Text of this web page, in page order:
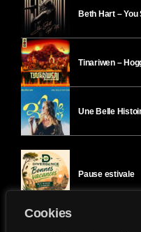
Cookies
Beth Hart – You
Tinariwen –
Une Belle
Pause estivale